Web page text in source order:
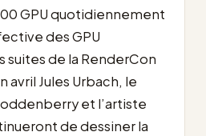
GPU quotidiennement
des GPU
suites de la RenderCon
avril Jules Urbach, le
et l’artiste
de dessiner la